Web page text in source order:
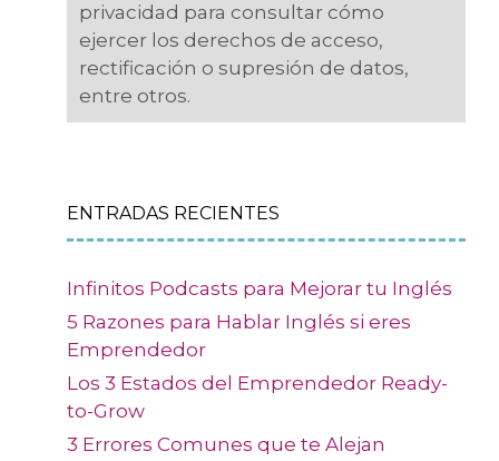
privacidad para consultar cómo
ejercer los derechos de acceso,
rectificación o supresión de datos,
entre otros.
ENTRADAS RECIENTES
Infinitos Podcasts para Mejorar tu Inglés
5 Razones para Hablar Inglés si eres
Emprendedor
Los 3 Estados del Emprendedor Ready-
to-Grow
3 Errores Comunes que te Alejan